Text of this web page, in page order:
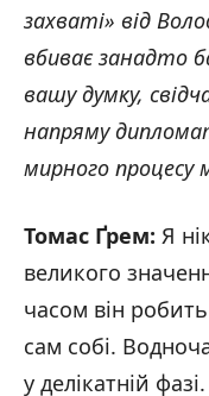
захваті» від
вбиває занадто
вашу думку,
напряму
мирного процесу
Томас Ґрем: Я
великого
часом він робить
сам собі.
у делікатній